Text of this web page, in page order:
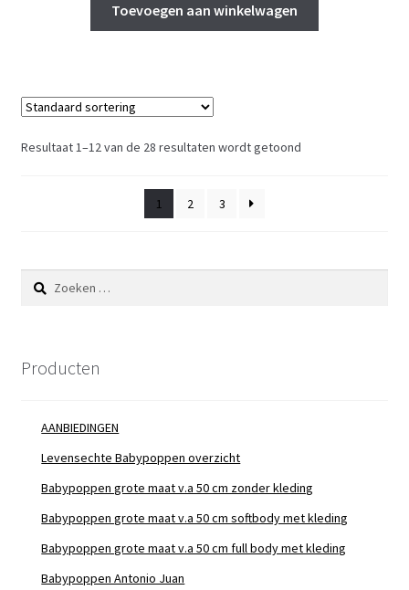
Toevoegen aan winkelwagen
Resultaat 1–12 van de 28 resultaten wordt getoond
1 2 3
Zoeken
naar:
Producten
AANBIEDINGEN
Levensechte Babypoppen overzicht
Babypoppen grote maat v.a 50 cm zonder kleding
Babypoppen grote maat v.a 50 cm softbody met kleding
Babypoppen grote maat v.a 50 cm full body met kleding
Babypoppen Antonio Juan